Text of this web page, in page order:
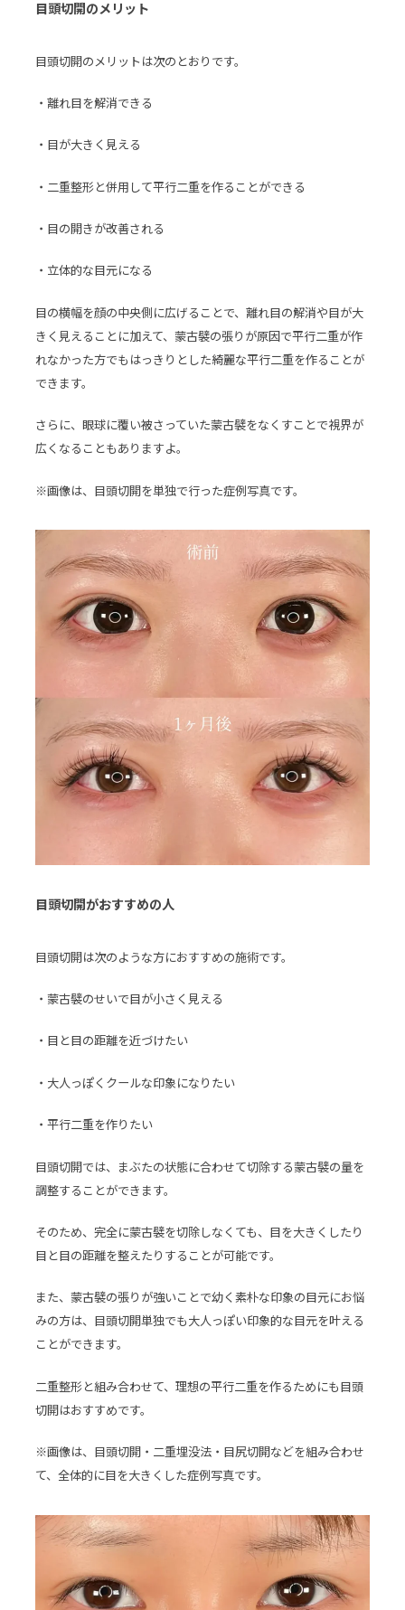
目頭切開のメリット
目頭切開のメリットは次のとおりです。
・離れ目を解消できる
・目が大きく見える
・二重整形と併用して平行二重を作ることができる
・目の開きが改善される
・立体的な目元になる
目の横幅を顔の中央側に広げることで、離れ目の解消や目が大
きく見えることに加えて、蒙古襞の張りが原因で平行二重が作
れなかった方でもはっきりとした綺麗な平行二重を作ることが
できます。
さらに、眼球に覆い被さっていた蒙古襞をなくすことで視界が
広くなることもありますよ。
※画像は、目頭切開を単独で行った症例写真です。
目頭切開がおすすめの人
目頭切開は次のような方におすすめの施術です。
・蒙古襞のせいで目が小さく見える
・目と目の距離を近づけたい
・大人っぽくクールな印象になりたい
・平行二重を作りたい
目頭切開では、まぶたの状態に合わせて切除する蒙古襞の量を
調整することができます。
そのため、完全に蒙古襞を切除しなくても、目を大きくしたり
目と目の距離を整えたりすることが可能です。
また、蒙古襞の張りが強いことで幼く素朴な印象の目元にお悩
みの方は、目頭切開単独でも大人っぽい印象的な目元を叶える
ことができます。
二重整形と組み合わせて、理想の平行二重を作るためにも目頭
切開はおすすめです。
※画像は、目頭切開・二重埋没法・目尻切開などを組み合わせ
て、全体的に目を大きくした症例写真です。